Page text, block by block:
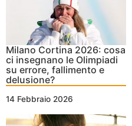
Milano Cortina 2026: cosa
ci insegnano le Olimpiadi
su errore, fallimento e
delusione?
14 Febbraio 2026